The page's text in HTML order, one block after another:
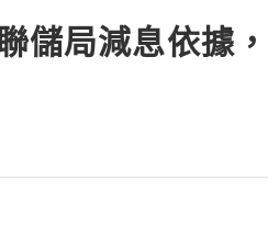
儲局減息依據